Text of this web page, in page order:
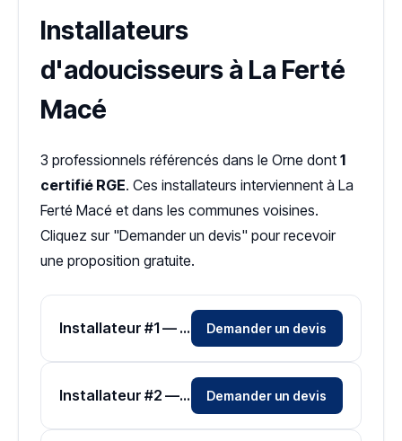
Installateurs
d'adoucisseurs à La Ferté
Macé
3 professionnels référencés dans le Orne dont 1
certifié RGE. Ces installateurs interviennent à La
Ferté Macé et dans les communes voisines.
Cliquez sur "Demander un devis" pour recevoir
une proposition gratuite.
Installateur #1 — Zone Orne Demander un devis
Installateur #2 — Zone Orne Demander un devis